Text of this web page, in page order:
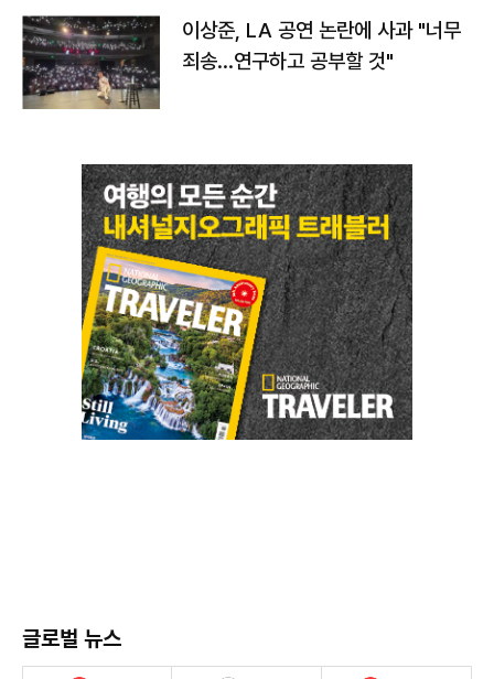
이상준, LA 공연 논란에 사과 "너무
죄송…연구하고 공부할 것"
글로벌 뉴스